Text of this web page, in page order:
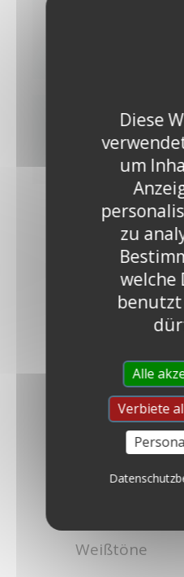
Weißtöne
Diese
um
zu
welche
Alle
Verbiete